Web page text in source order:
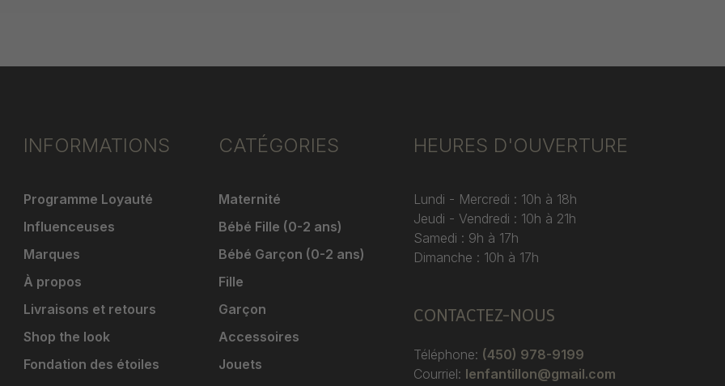
INFORMATIONS
Programme Loyauté
Influenceuses
Marques
À propos
Livraisons et retours
Shop the look
Fondation des étoiles
CATÉGORIES
Maternité
Bébé Fille (0-2 ans)
Bébé Garçon (0-2 ans)
Fille
Garçon
Accessoires
Jouets
HEURES D'OUVERTURE
Lundi - Mercredi : 10h à 18h
Jeudi - Vendredi : 10h à 21h
Samedi : 9h à 17h
Dimanche : 10h à 17h
CONTACTEZ-NOUS
Téléphone: (450) 978-9199
Courriel: lenfantillon@gmail.com